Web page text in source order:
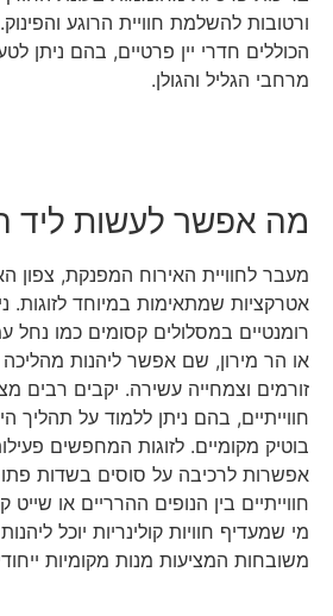
ורטובות להשלמת חוויית הרוגע
הכוללים חדרי יין פרטיים, בהם ניתן
מרחבי הגליל והגולן.
מה אפשר לעשות ליד
מעבר לחוויית האירוח המפנקת, צפון
אטרקציות שמתאימות במיוחד לזוגות.
רומנטיים במסלולים קסומים כמו נחל
או הר מירון, שם אפשר ליהנות
זורמים וצמחייה עשירה. יקבים רבים
חווייתיים, בהם ניתן ללמוד על תהליך
בוטיק מקומיים. לזוגות המחפשים
אפשרות לרכיבה על סוסים בשדות
חווייתיים בין הנופים ההרריים או
מי שמעדיף חוויות קולינריות יוכל
משובחות המציעות מנות מקומיות